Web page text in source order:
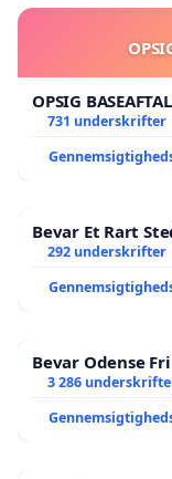
OPSIG
731 underskrifter
Bevar Et Rart
292 underskrifter
Bevar Odense
3 286